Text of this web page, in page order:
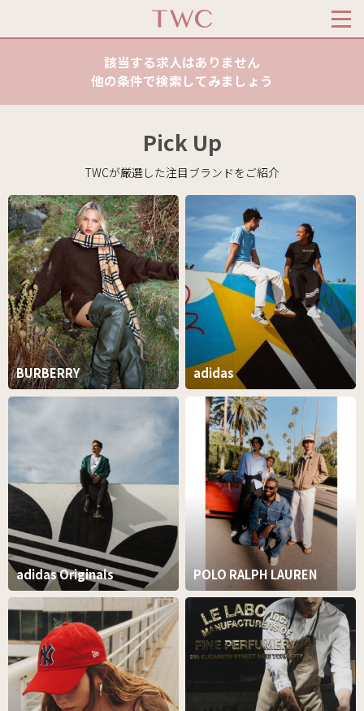
該当する求人はありません
他の条件で検索してみましょう
Pick Up
TWCが厳選した注目ブランドをご紹介
BURBERRY adidas
adidas Originals POLO RALPH LAUREN